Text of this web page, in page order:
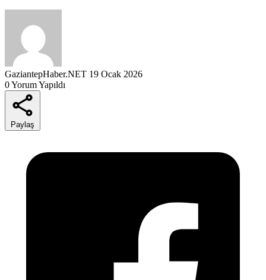
GaziantepHaber.NET 19 Ocak 2026
0 Yorum Yapıldı
Paylaş